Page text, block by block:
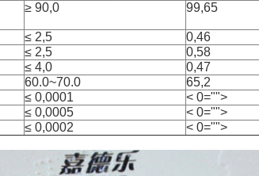
≥ 90,0 99,65
≤ 2,5
0,46
≤ 2,5
0,58
≤ 4,0
0,47
60.0~70.0
65,2
≤ 0,0001
< 0="">
≤ 0,0005
< 0="">
≤ 0,0002 < 0="">